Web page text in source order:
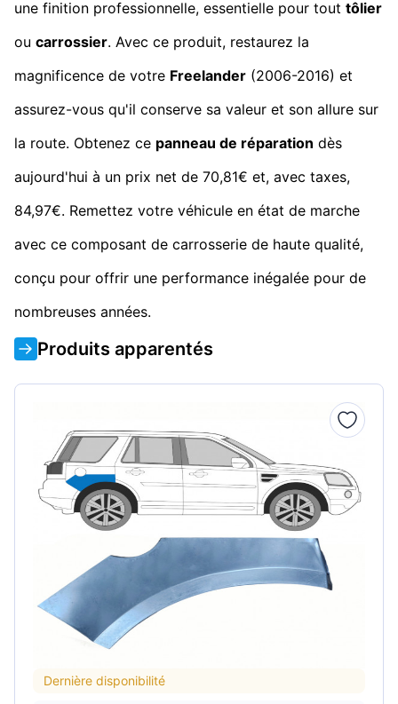
une finition professionnelle, essentielle pour tout tôlier
ou carrossier. Avec ce produit, restaurez la
magnificence de votre Freelander (2006-2016) et
assurez-vous qu'il conserve sa valeur et son allure sur
la route. Obtenez ce panneau de réparation dès
aujourd'hui à un prix net de 70,81€ et, avec taxes,
84,97€. Remettez votre véhicule en état de marche
avec ce composant de carrosserie de haute qualité,
conçu pour offrir une performance inégalée pour de
nombreuses années.
Produits apparentés
Dernière disponibilité